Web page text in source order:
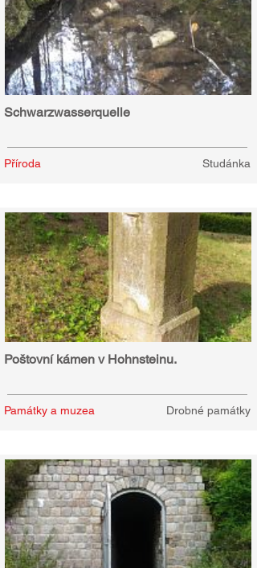
Schwarzwasserquelle
Příroda Studánka
Poštovní kámen v Hohnsteinu.
Památky a muzea Drobné památky